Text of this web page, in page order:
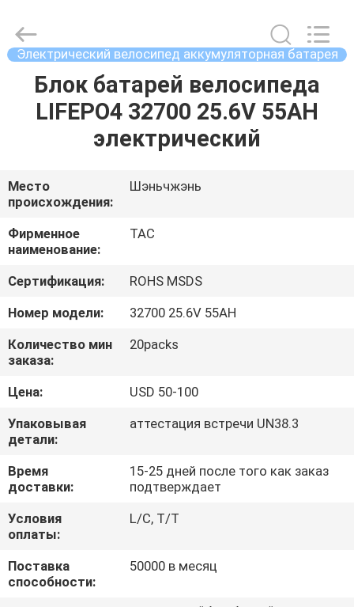
ДОМ
ПРОДУКТЫ
РОЛИКИ
О
НАС
ПУТЕШЕСТВИЕ
ФАБРИКИ
ПРОВЕРКА
КАЧЕСТВА
СВЯЖИТЕСЬ
МЫ
НОВОСТИ
Energy
Technology
Co.,
Ltd..
Электрический велосипед аккумуляторная батарея
Блок батарей велосипеда
LIFEPO4 32700 25.6V 55AH
электрический
Место
происхождения:
Шэньчжэнь
Фирменное
наименование:
TAC
Сертификация:
ROHS MSDS
Номер модели:
32700 25.6V 55AH
Количество мин
заказа:
20packs
Цена:
USD 50-100
Упаковывая
детали:
аттестация встречи UN38.3
Время
доставки:
15-25 дней после того как заказ
подтверждает
Условия
оплаты:
L/C, T/T
Поставка
способности:
50000 в месяц